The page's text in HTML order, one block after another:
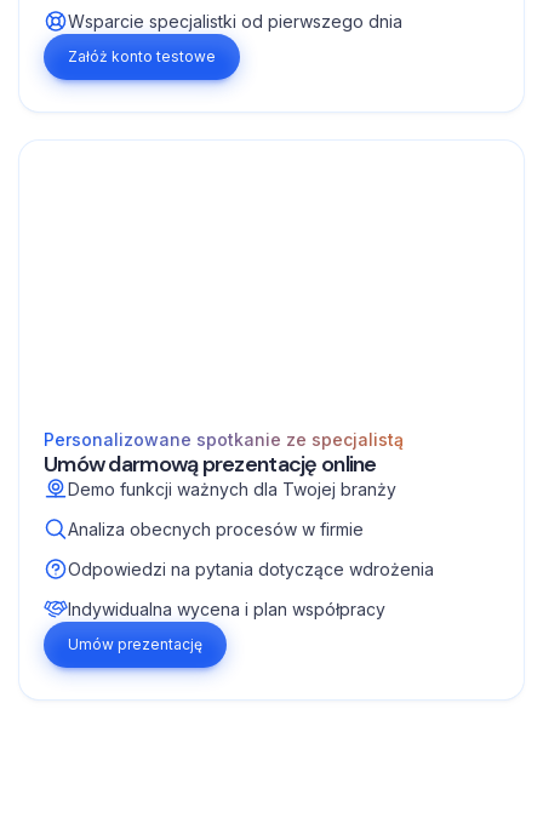
Wsparcie specjalistki od pierwszego dnia
Załóż konto testowe
Personalizowane spotkanie ze specjalistą
Umów darmową prezentację online
Demo funkcji ważnych dla Twojej branży
Analiza obecnych procesów w firmie
Odpowiedzi na pytania dotyczące wdrożenia
Indywidualna wycena i plan współpracy
Umów prezentację